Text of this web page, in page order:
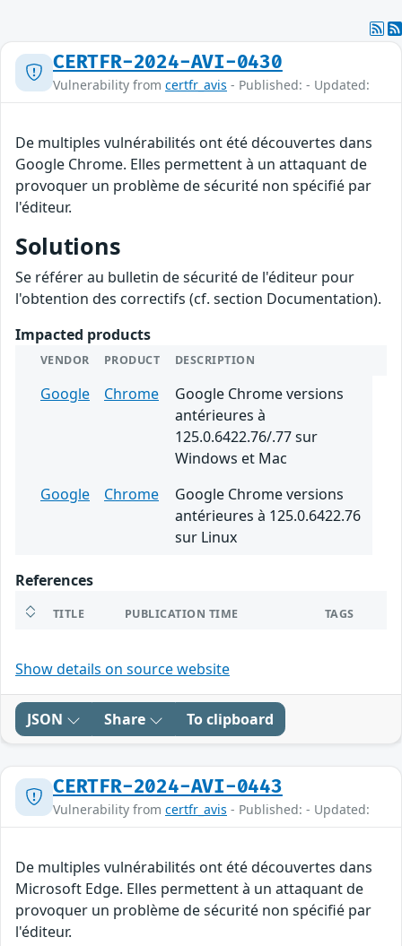
CERTFR-2024-AVI-0430
Vulnerability from certfr_avis - Published: - Updated:
De multiples vulnérabilités ont été découvertes dans
Google Chrome. Elles permettent à un attaquant de
provoquer un problème de sécurité non spécifié par
l'éditeur.
Solutions
Se référer au bulletin de sécurité de l'éditeur pour
l'obtention des correctifs (cf. section Documentation).
Impacted products
VENDOR PRODUCT DESCRIPTION
Google Chrome
Google Chrome versions
antérieures à
125.0.6422.76/.77 sur
Windows et Mac
Google
Chrome
Google Chrome versions
antérieures à 125.0.6422.76
sur Linux
References
TITLE PUBLICATION TIME TAGS
Show details on source website
JSON Share To clipboard
CERTFR-2024-AVI-0443
Vulnerability from certfr_avis - Published: - Updated:
De multiples vulnérabilités ont été découvertes dans
Microsoft Edge. Elles permettent à un attaquant de
provoquer un problème de sécurité non spécifié par
l'éditeur.